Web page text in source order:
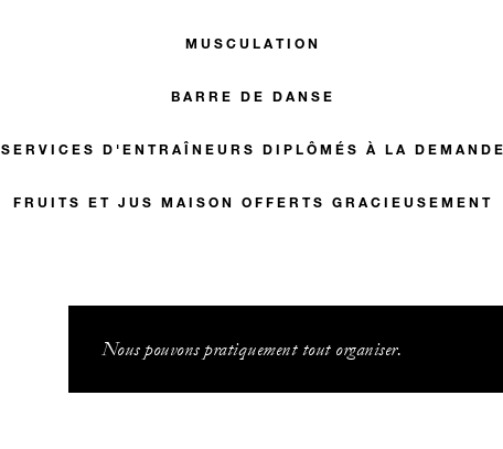
MUSCULATION
BARRE DE DANSE
SERVICES D'ENTRAÎNEURS DIPLÔMÉS À LA DEMANDE
FRUITS ET JUS MAISON OFFERTS GRACIEUSEMENT
Nous pouvons pratiquement tout organiser.